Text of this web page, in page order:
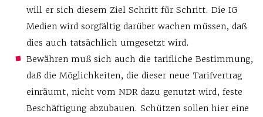
will er sich diesem Ziel Schritt für Schritt. Die IG
Medien wird sorgfältig darüber wachen müssen, daß
dies auch tatsächlich umgesetzt wird.
Bewähren muß sich auch die tarifliche Bestimmung,
daß die Möglichkeiten, die dieser neue Tarifvertrag
einräumt, nicht vom NDR dazu genutzt wird, feste
Beschäftigung abzubauen. Schützen sollen hier eine